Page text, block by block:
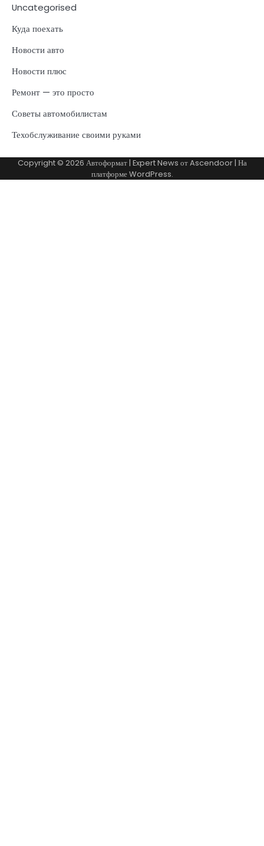
Uncategorised
Куда поехать
Новости авто
Новости плюс
Ремонт — это просто
Советы автомобилистам
Техобслуживание своими руками
Copyright © 2026 Автоформат| Expert News отAscendoor| На
платформеWordPress.